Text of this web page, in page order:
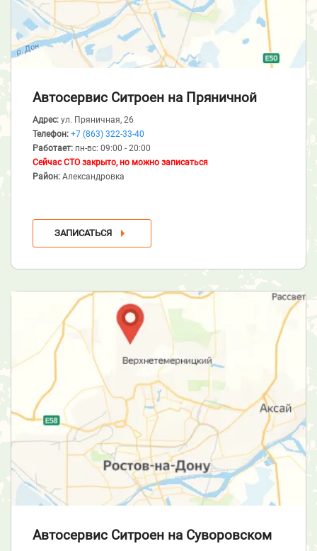
Автосервис Ситроен на Пряничной
Адрес: ул. Пряничная, 26
Телефон: +7 (863) 322-33-40
Работает: пн-вс: 09:00 - 20:00
Сейчас СТО закрыто, но можно записаться
Район: Александровка
ЗАПИСАТЬСЯ
Автосервис Ситроен на Суворовском